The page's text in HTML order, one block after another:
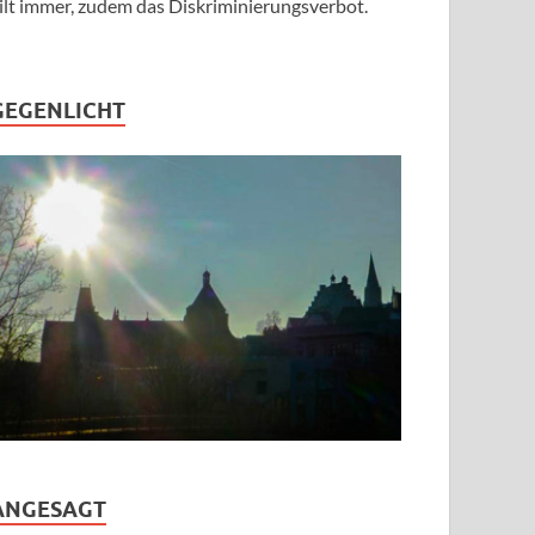
immer, zudem das Diskriminierungsverbot.